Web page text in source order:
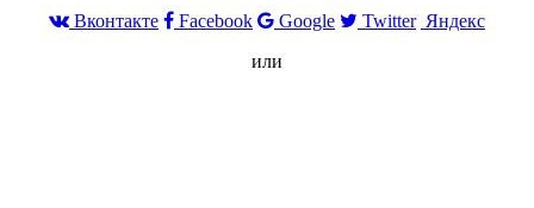
Вконтакте
Facebook Google Twitter Яндекс
или